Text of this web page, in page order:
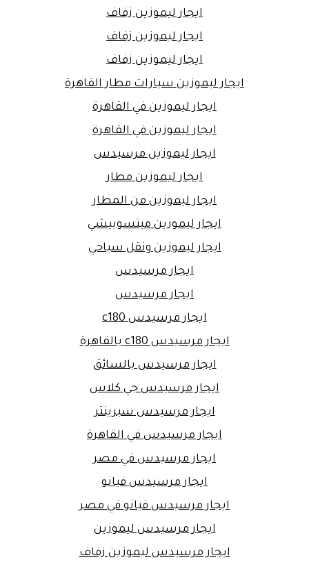
ايجار ليموزين زفاف
ايجار ليموزين زفاف
ايجار ليموزين زفاف
ايجار ليموزين سيارات مطار القاهرة
ايجار ليموزين في القاهرة
ايجار ليموزين في القاهرة
ايجار ليموزين مرسيدس
ايجار ليموزين مطار
ايجار ليموزين من المطار
ايجار ليموزين ميتسوبيشي
ايجار ليموزين ونقل سياحي
ايجار مرسيدس
ايجار مرسيدس
ايجار مرسيدس c180
ايجار مرسيدس c180 بالقاهرة
ايجار مرسيدس بالسائق
ايجار مرسيدس جي كلاس
ايجار مرسيدس سبرينتر
ايجار مرسيدس في القاهرة
ايجار مرسيدس في مصر
ايجار مرسيدس فيانو
ايجار مرسيدس فيانو في مصر
ايجار مرسيدس ليموزين
ايجار مرسيدس ليموزين زفاف